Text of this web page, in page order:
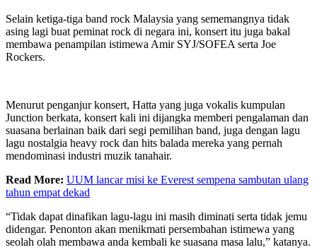
Selain ketiga-tiga band rock Malaysia yang sememangnya tidak
asing lagi buat peminat rock di negara ini, konsert itu juga bakal
membawa penampilan istimewa Amir SYJ/SOFEA serta Joe
Rockers.
Menurut penganjur konsert, Hatta yang juga vokalis kumpulan
Junction berkata, konsert kali ini dijangka memberi pengalaman dan
suasana berlainan baik dari segi pemilihan band, juga dengan lagu
lagu nostalgia heavy rock dan hits balada mereka yang pernah
mendominasi industri muzik tanahair.
Read More: UUM lancar misi ke Everest sempena sambutan ulang
tahun empat dekad
“Tidak dapat dinafikan lagu-lagu ini masih diminati serta tidak jemu
didengar. Penonton akan menikmati persembahan istimewa yang
seolah olah membawa anda kembali ke suasana masa lalu,” katanya.